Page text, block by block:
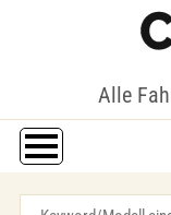
Alle